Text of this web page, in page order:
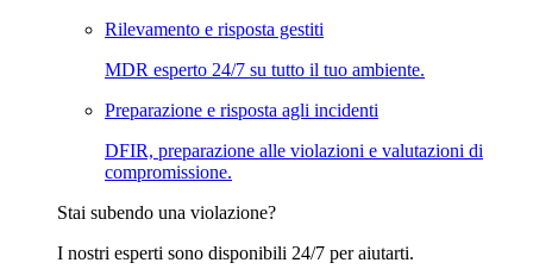
Rilevamento e risposta gestiti
MDR esperto 24/7 su tutto il tuo ambiente.
Preparazione e risposta agli incidenti
DFIR, preparazione alle violazioni e valutazioni di
compromissione.
Stai subendo una violazione?
I nostri esperti sono disponibili 24/7 per aiutarti.